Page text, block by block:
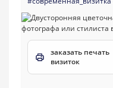
заказать печать
визиток